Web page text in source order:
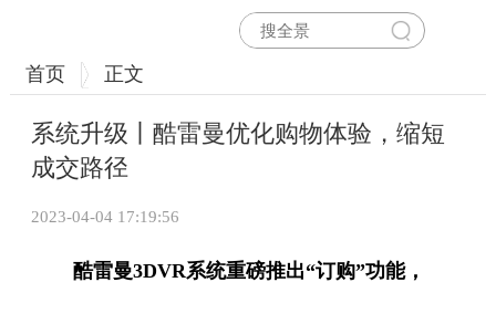
首页 正文
系统升级丨酷雷曼优化购物体验，缩短
成交路径
2023-04-04 17:19:56
酷雷曼3DVR系统重磅推出“订购”功能，